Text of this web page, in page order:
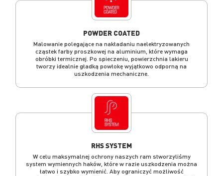
POWDER COATED
Malowanie polegające na nakładaniu naelektryzowanych
cząstek farby proszkowej na aluminium, które wymaga
obróbki termicznej. Po spieczeniu, powierzchnia lakieru
tworzy idealnie gładką powłokę wyjątkowo odporną na
uszkodzenia mechaniczne.
RHS SYSTEM
W celu maksymalnej ochrony naszych ram stworzyliśmy
system wymiennych haków, które w razie uszkodzenia można
łatwo i szybko wymienić. Aby ograniczyć możliwość